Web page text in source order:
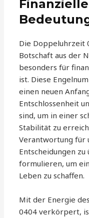
Die Doppeluhrzeit
Botschaft aus der
besonders für
ist. Diese
einen neuen
Entschlossenheit
sind, um in einer
Stabilität zu
Verantwortung für
Entscheidungen
formulieren, um
Leben zu schaffen.
Mit der Energie
0404 verkörpert,